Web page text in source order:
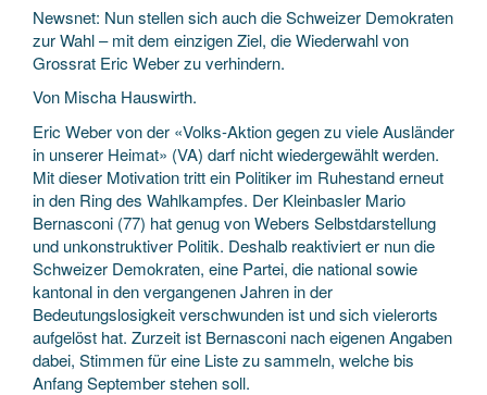
Newsnet: Nun stellen sich auch die Schweizer Demokraten
zur Wahl – mit dem einzigen Ziel, die Wiederwahl von
Grossrat Eric Weber zu verhindern.
Von Mischa Hauswirth.
Eric Weber von der «Volks-Aktion gegen zu viele Ausländer
in unserer Heimat» (VA) darf nicht wiedergewählt werden.
Mit dieser Motivation tritt ein Politiker im Ruhestand erneut
in den Ring des Wahlkampfes. Der Kleinbasler Mario
Bernasconi (77) hat genug von Webers Selbstdarstellung
und unkonstruktiver Politik. Deshalb reaktiviert er nun die
Schweizer Demokraten, eine Partei, die national sowie
kantonal in den vergangenen Jahren in der
Bedeutungslosigkeit verschwunden ist und sich vielerorts
aufgelöst hat. Zurzeit ist Bernasconi nach eigenen Angaben
dabei, Stimmen für eine Liste zu sammeln, welche bis
Anfang September stehen soll.